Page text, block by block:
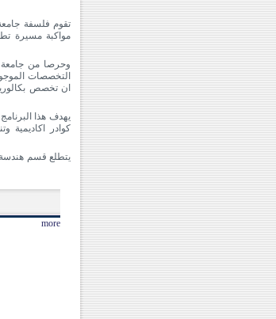
تقوم فلسفة
مواكبة مسيرة
وحرصا من جامعة
التخصصات
ان تخصص
يهدف هذا
كوادر اكاديمية
يتطلع قسم هندسة
more